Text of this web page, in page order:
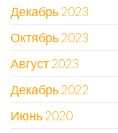
Декабрь 2023
Октябрь 2023
Август 2023
Декабрь 2022
Июнь 2020